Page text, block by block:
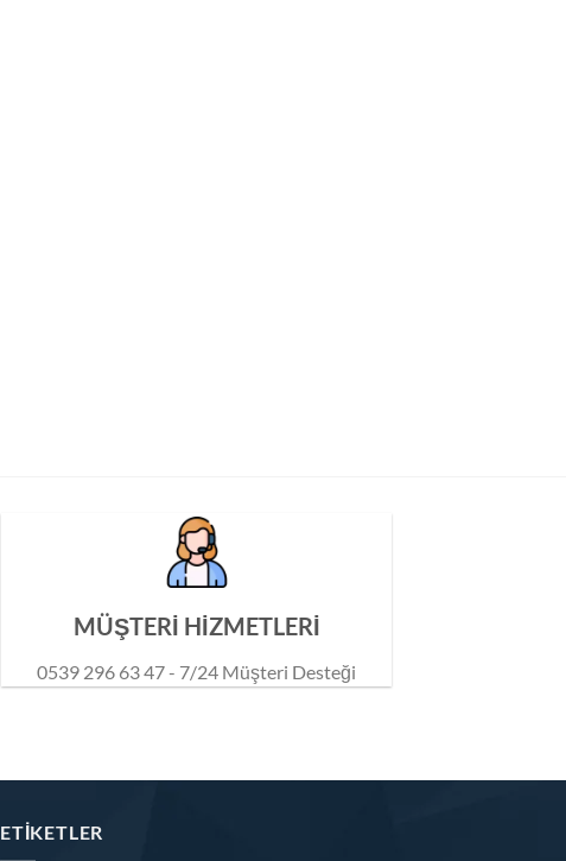
MÜŞTERİ HİZMETLERİ
0539 296 63 47 - 7/24 Müşteri Desteği
ETIKETLER